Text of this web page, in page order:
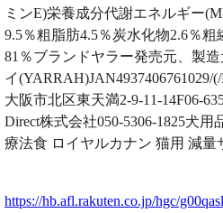
ミンE)栄養成分代謝エネルギー
9.5％粗脂肪4.5％炭水化物2.6％
81％ブランドヤラー発売元、製
イ(YARRAH)JAN4937406761029/
大阪市北区東天満2-9-11-14F06-
Direct株式会社050-5306-1825犬用
療法食 ロイヤルカナン 猫用 減量
https://hb.afl.rakuten.co.jp/hgc/